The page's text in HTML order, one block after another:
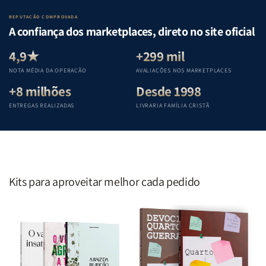
Lar
|
Equipe
Teológica
Penkal
|
Equipe
Penkal
|
Equipe
Teológica
Penkal
Equipe
REPUTAÇÃO COMPROVADA
A confiança dos marketplaces, direto no site oficial
4,9★
NOTA MÉDIA DA OPERAÇÃO
+299 mil
AVALIAÇÕES NOS MARKETPLACES
+8 milhões
ENTREGAS REALIZADAS
Desde 1998
LIVRARIA FAMÍLIA CRISTÃ
Kits para aproveitar melhor cada pedido